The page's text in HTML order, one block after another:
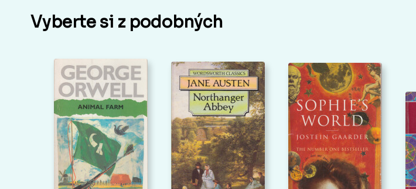
Vyberte si z podobných